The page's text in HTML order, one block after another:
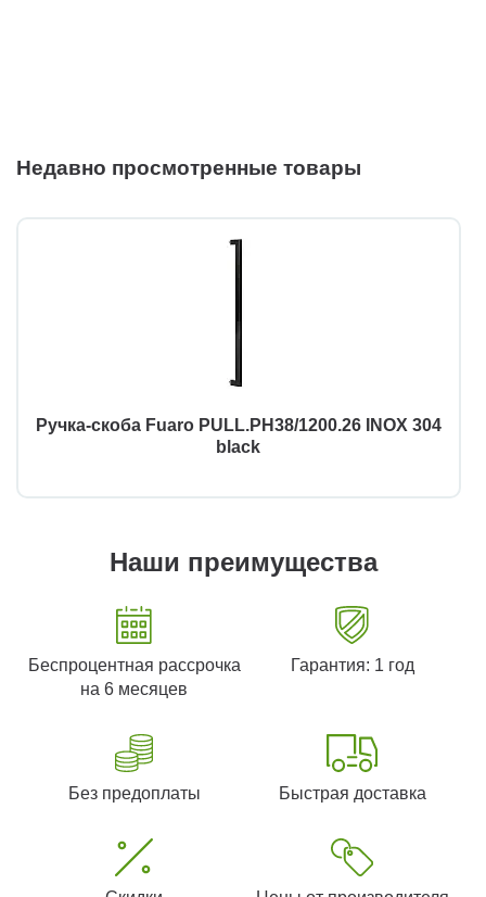
Недавно просмотренные товары
Ручка-скоба Fuaro PULL.PH38/1200.26 INOX 304
black
Наши преимущества
Беспроцентная рассрочка
на 6 месяцев
Гарантия: 1 год
Без предоплаты Быстрая доставка